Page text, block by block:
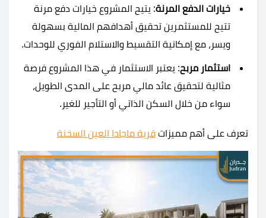
خيارات الدفع المرنة: يتيح المشروع خيارات دفع مرنة
تتيح للمستثمرين تحقيق أهدافهم المالية بسهولة
ويسر، مع إمكانية التقسيط والاستلام الفوري للوحدات.
استثمار مربح: يعتبر الاستثمار في هذا المشروع فرصة
مثالية لتحقيق عائد مالي مربح على المدى الطويل،
سواء من خلال السكن الذاتي أو التأجير للغير.
تعرف على أهم مميزات قرية ماجادا العين السخنة